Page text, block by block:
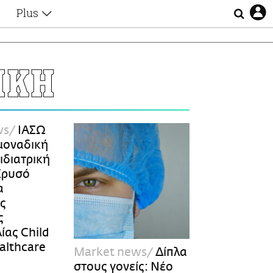
Plus
Αφιερώματα
Ζώδια
Οι Αθηναίοι
Απώλειες
Lgbtqi+
Επιλογές
ΙΑΣΩ
Child
Market news Δίπλα
στους γονείς: Νέο